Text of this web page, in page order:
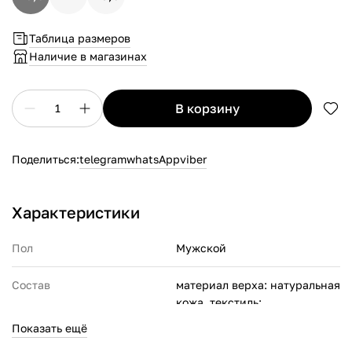
Таблица размеров
Наличие в магазинах
1 в корзину
Поделиться:telegramwhatsAppviber
Характеристики
Пол Мужской
Состав
материал верха: натуральная
кожа, текстиль;
Показать ещё